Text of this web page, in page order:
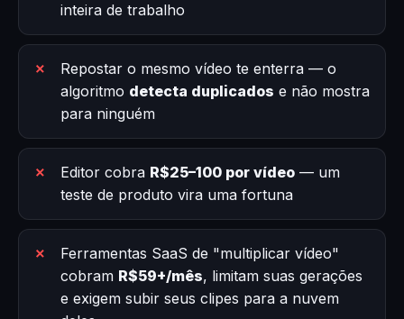
inteira de trabalho
Repostar o mesmo vídeo te enterra — o
algoritmo detecta duplicados e não mostra
para ninguém
Editor cobra R$25–100 por vídeo — um
teste de produto vira uma fortuna
Ferramentas SaaS de "multiplicar vídeo"
cobram R$59+/mês, limitam suas gerações
e exigem subir seus clipes para a nuvem